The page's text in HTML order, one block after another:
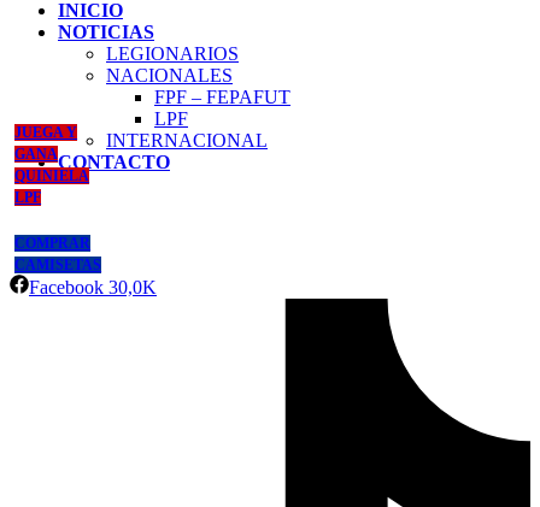
INICIO
NOTICIAS
LEGIONARIOS
NACIONALES
FPF – FEPAFUT
LPF
INTERNACIONAL
CONTACTO
JUEGA Y
GANA
QUINIELA
LPF
COMPRAR
CAMISETAS
Facebook 30,0K